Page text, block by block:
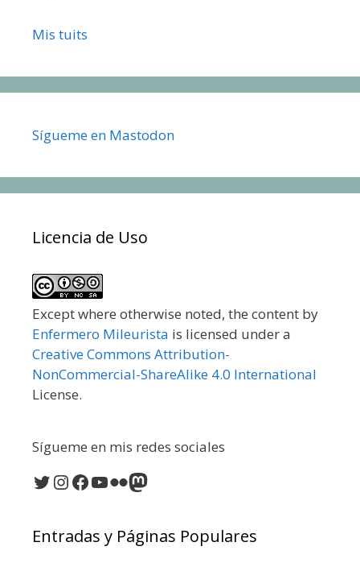
Mis tuits
Sígueme en Mastodon
Licencia de Uso
Except where otherwise noted, the content by
Enfermero Mileurista is licensed under a
Creative Commons Attribution-
NonCommercial-ShareAlike 4.0 International
License.
Sígueme en mis redes sociales
Twitter
Instagram
Facebook
YouTube
FlickrMastodon
Entradas y Páginas Populares